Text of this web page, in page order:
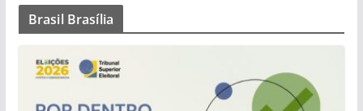
Brasil Brasília